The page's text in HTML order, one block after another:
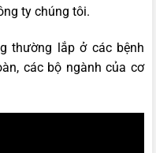
ty chúng tôi.
thường lắp ở các bệnh
các bộ ngành của cơ